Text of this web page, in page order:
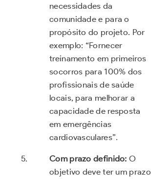
necessidades da
comunidade e para o
propósito do projeto. Por
exemplo: “Fornecer
treinamento em primeiros
socorros para 100% dos
profissionais de saúde
locais, para melhorar a
capacidade de resposta
em emergências
cardiovasculares”.
Com prazo definido: O
objetivo deve ter um prazo